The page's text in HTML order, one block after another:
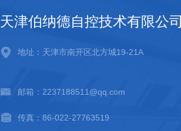
天津伯纳德自控技术有限公司
地址：天津市南开区北方城19-21A
邮箱：2237188511@qq.com
传真：86-022-27763519